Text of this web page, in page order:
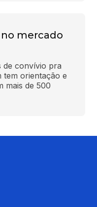
mercado
de convívio pra
tem orientação e
mais de 500